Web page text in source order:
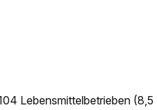
Lebensmittelbetrieben